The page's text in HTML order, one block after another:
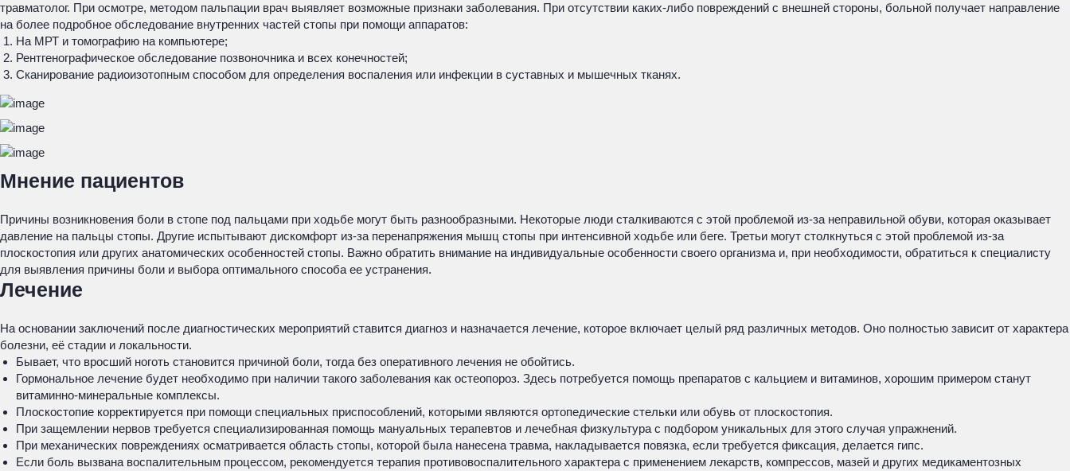
травматолог. При осмотре, методом пальпации врач выявляет возможные признаки заболевания. При отсутствии каких-либо повреждений с внешней стороны, больной получает направление
на более подробное обследование внутренних частей стопы при помощи аппаратов:
На МРТ и томографию на компьютере;
Рентгенографическое обследование позвоночника и всех конечностей;
Сканирование радиоизотопным способом для определения воспаления или инфекции в суставных и мышечных тканях.
Мнение пациентов
Причины возникновения боли в стопе под пальцами при ходьбе могут быть разнообразными. Некоторые люди сталкиваются с этой проблемой из-за неправильной обуви, которая оказывает
давление на пальцы стопы. Другие испытывают дискомфорт из-за перенапряжения мышц стопы при интенсивной ходьбе или беге. Третьи могут столкнуться с этой проблемой из-за
плоскостопия или других анатомических особенностей стопы. Важно обратить внимание на индивидуальные особенности своего организма и, при необходимости, обратиться к специалисту
для выявления причины боли и выбора оптимального способа ее устранения.
Лечение
На основании заключений после диагностических мероприятий ставится диагноз и назначается лечение, которое включает целый ряд различных методов. Оно полностью зависит от характера
болезни, её стадии и локальности.
Бывает, что вросший ноготь становится причиной боли, тогда без оперативного лечения не обойтись.
Гормональное лечение будет необходимо при наличии такого заболевания как остеопороз. Здесь потребуется помощь препаратов с кальцием и витаминов, хорошим примером станут
витаминно-минеральные комплексы.
Плоскостопие корректируется при помощи специальных приспособлений, которыми являются ортопедические стельки или обувь от плоскостопия.
При защемлении нервов требуется специализированная помощь мануальных терапевтов и лечебная физкультура с подбором уникальных для этого случая упражнений.
При механических повреждениях осматривается область стопы, которой была нанесена травма, накладывается повязка, если требуется фиксация, делается гипс.
Если боль вызвана воспалительным процессом, рекомендуется терапия противовоспалительного характера с применением лекарств, компрессов, мазей и других медикаментозных